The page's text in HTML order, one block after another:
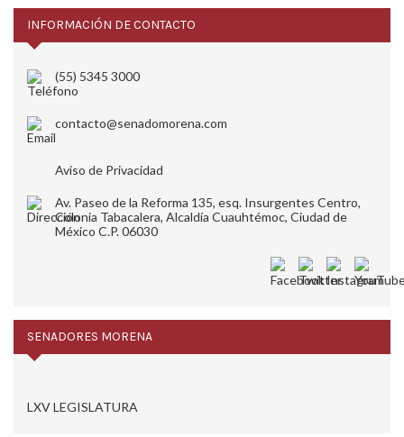
INFORMACIÓN DE CONTACTO
(55) 5345 3000
contacto@senadomorena.com
Aviso de Privacidad
Av. Paseo de la Reforma 135, esq. Insurgentes Centro,
Colonia Tabacalera, Alcaldía Cuauhtémoc, Ciudad de
México C.P. 06030
SENADORES MORENA
LXV LEGISLATURA